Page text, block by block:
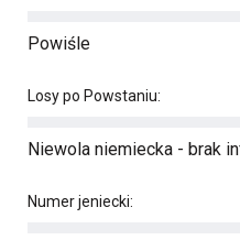
Powiśle
Losy po Powstaniu:
Niewola niemiecka - brak
Numer jeniecki: